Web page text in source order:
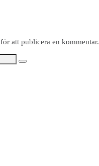
för att publicera en kommentar.